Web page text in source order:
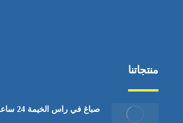
منتجاتنا
صباغ في راس الخيمة 24 ساعة :0567441753